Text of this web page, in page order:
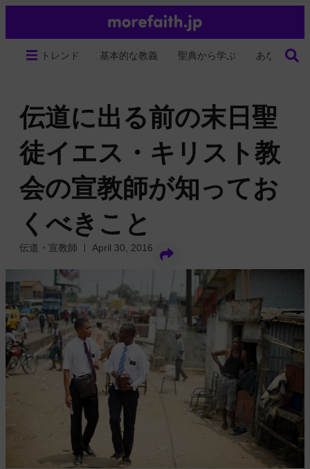
トレンド 基本的な教義 聖典から学ぶ あなたの生
伝道に出る前の末日聖
徒イエス・キリスト教
会の宣教師が知ってお
くべきこと
伝道・宣教師 April 30, 2016